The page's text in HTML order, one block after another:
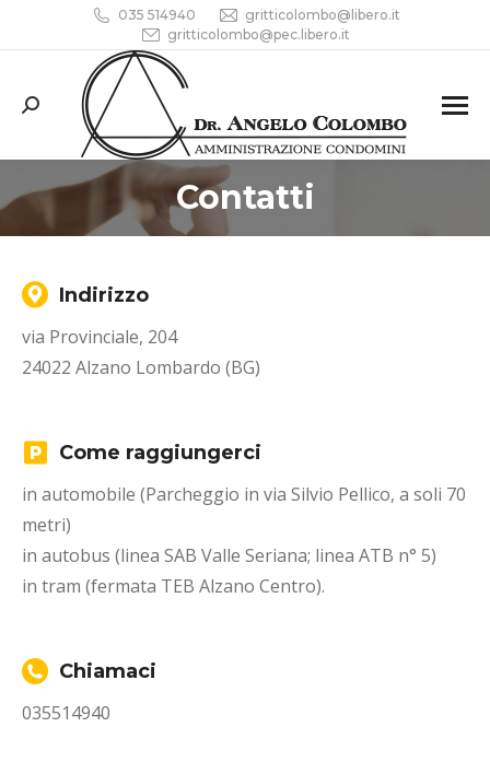
035 514940
gritticolombo@libero.it
gritticolombo@pec.libero.it
Cerca:
Contatti
Tu sei qui:
Indirizzo
via Provinciale, 204
24022 Alzano Lombardo (BG)
Come raggiungerci
in automobile (Parcheggio in via Silvio Pellico, a soli 70
metri)
in autobus (linea SAB Valle Seriana; linea ATB n° 5)
in tram (fermata TEB Alzano Centro).
Chiamaci
035514940